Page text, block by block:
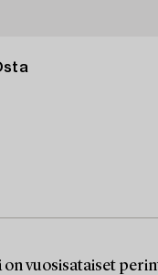
on vuosisataiset